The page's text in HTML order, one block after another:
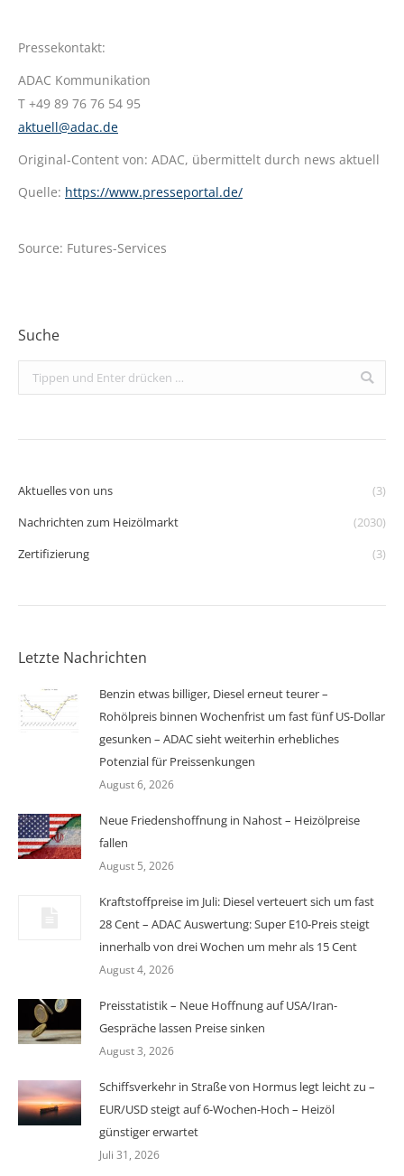
Pressekontakt:
ADAC Kommunikation
T +49 89 76 76 54 95
aktuell@adac.de
Original-Content von: ADAC, übermittelt durch news aktuell
Quelle: https://www.presseportal.de/
Source: Futures-Services
Suche
Search:
Aktuelles von uns
(3)
Nachrichten zum Heizölmarkt
(2030)
Zertifizierung
(3)
Letzte Nachrichten
Benzin etwas billiger, Diesel erneut teurer –
Rohölpreis binnen Wochenfrist um fast fünf US-Dollar
gesunken – ADAC sieht weiterhin erhebliches
Potenzial für Preissenkungen
August 6, 2026
Neue Friedenshoffnung in Nahost – Heizölpreise
fallen
August 5, 2026
Kraftstoffpreise im Juli: Diesel verteuert sich um fast
28 Cent – ADAC Auswertung: Super E10-Preis steigt
innerhalb von drei Wochen um mehr als 15 Cent
August 4, 2026
Preisstatistik – Neue Hoffnung auf USA/Iran-
Gespräche lassen Preise sinken
August 3, 2026
Schiffsverkehr in Straße von Hormus legt leicht zu –
EUR/USD steigt auf 6-Wochen-Hoch – Heizöl
günstiger erwartet
Juli 31, 2026